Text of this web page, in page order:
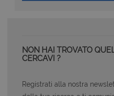
NON HAI TROVATO
CERCAVI ?
Registrati alla nostra